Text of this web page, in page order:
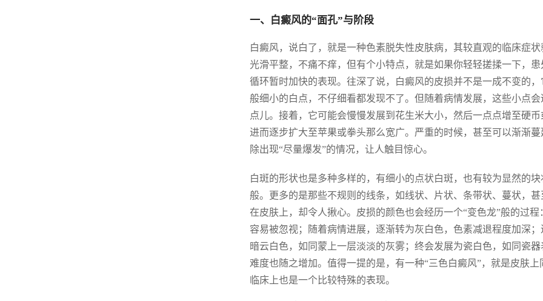
一、白癜风的“面孔”与阶段
白癜风，说白了，就是一种色素脱失性皮肤病，其较直观的临床症
光滑平整，不痛不痒，但有个小特点，就是如果你轻轻搓揉一下，
循环暂时加快的表现。往深了说，白癜风的皮损并不是一成不变的
般细小的白点，不仔细看都发现不了。但随着病情发展，这些小点
点儿。接着，它可能会慢慢发展到花生米大小，然后一点点增至硬
进而逐步扩大至苹果或拳头那么宽广。严重的时候，甚至可以渐渐
除出现“尽量爆发”的情况，让人触目惊心。
白斑的形状也是多种多样的，有细小的点状白斑，也有较为显然的
般。更多的是那些不规则的线条，如线状、片状、条带状、蔓状，
在皮肤上，却令人揪心。皮损的颜色也会经历一个“变色龙”般的过
容易被忽视；随着病情进展，逐渐转为灰白色，色素减退程度加深
暗云白色，如同蒙上一层淡淡的灰雾；终会发展为瓷白色，如同瓷
难度也随之增加。值得一提的是，有一种“三色白癜风”，就是皮肤
临床上也是一个比较特殊的表现。